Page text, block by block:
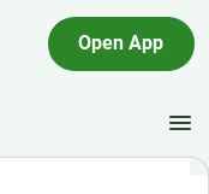
Open App